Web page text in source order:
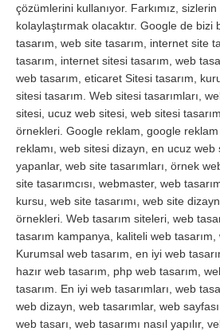
çözümlerini kullanıyor. Farkımız,
kolaylaştırmak olacaktır. Google de bizi
tasarım, web site tasarım, internet site
tasarım, internet sitesi tasarım, web
web tasarım, eticaret Sitesi tasarım,
sitesi tasarım. Web sitesi tasarımları,
sitesi, ucuz web sitesi, web sitesi
örnekleri. Google reklam, google
reklamı, web sitesi dizayn, en ucuz web
yapanlar, web site tasarımları, örnek
site tasarımcısı, webmaster, web
kursu, web site tasarımı, web site
örnekleri. Web tasarım siteleri, web
tasarım kampanya, kaliteli web tasarım,
Kurumsal web tasarım, en iyi web
hazır web tasarım, php web tasarım,
tasarım. En iyi web tasarımları, web
web dizayn, web tasarımlar, web
web tasarı, web tasarımı nasıl yapılır,